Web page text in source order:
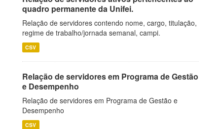
quadro permanente da Unifei.
Relação de servidores contendo nome, cargo, titulação,
regime de trabalho/jornada semanal, campi.
CSV
Relação de servidores em Programa de Gestão
e Desempenho
Relação de servidores em Programa de Gestão e
Desempenho
CSV